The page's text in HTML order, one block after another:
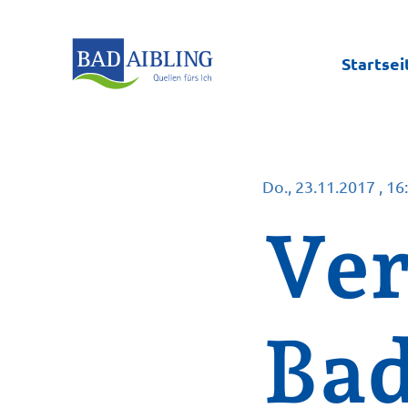
Do., 23.11.2017 ,